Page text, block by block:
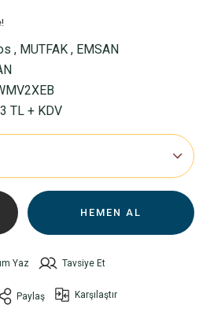
, MUTFAK , EMSAN
TL + KDV
HEMEN AL
Yaz Tavsiye Et
Paylaş Karşılaştır